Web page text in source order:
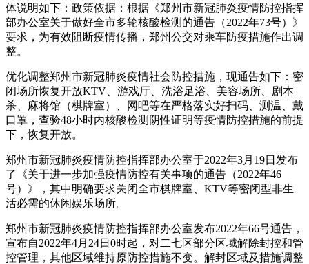
体说明如下：政策依据：根据《郑州市新冠肺炎疫情防控指挥
部办公室关于做好全市多轮核酸检测的通告（2022年73号）》
要求，为有效阻断疫情传播，郑州公交对乘车防疫措施作出调
整。
优化调整郑州市新冠肺炎疫情社会防控措施，现通告如下：密
闭场所恢复开放KTV、游戏厅、洗浴足浴、美容场所、剧本
杀、麻将馆（棋牌室）、网吧等在严格落实好扫码、测温、戴
口罩，查验48小时内核酸检测阴性证明等疫情防控措施的前提
下，恢复开放。
郑州市新冠肺炎疫情防控指挥部办公室于2022年3月19日发布
了《关于进一步加强疫情防控有关事项的通告（2022年46
号）》，其中明确要求关闭全市棋牌室、KTV等密闭型非生
活必需的休闲娱乐场所。
郑州市新冠肺炎疫情防控指挥部办公室发布2022年66号通告，
宣布自2022年4月24日0时起，对二七区部分区域解除封控和管
控管理，其他区域维持原防控措施不变。解封区域及措施调整